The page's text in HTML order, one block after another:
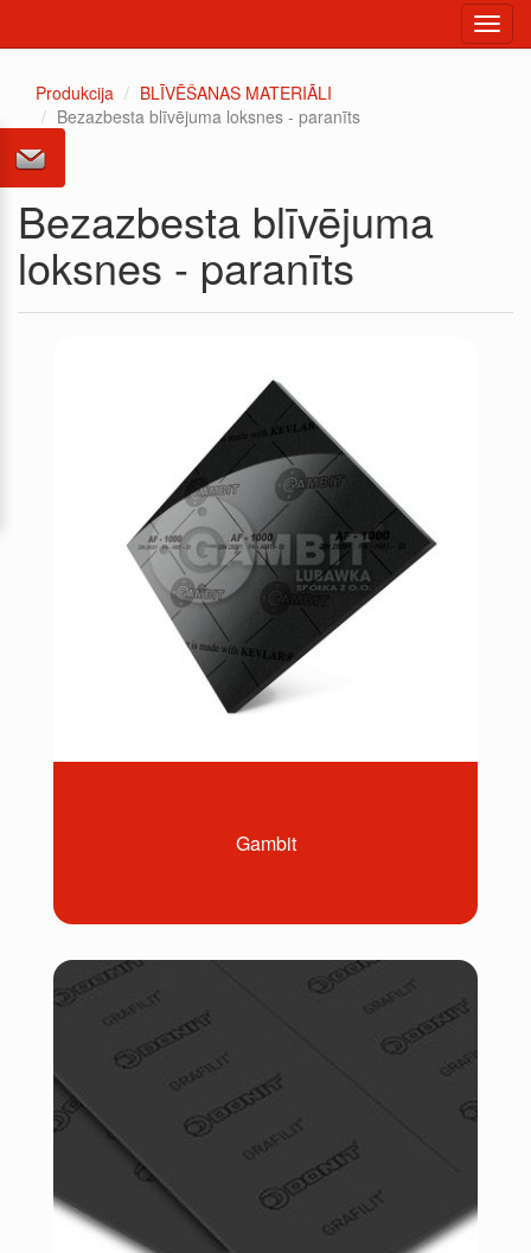
Produkcija
BLĪVĒŠANAS MATERIĀLI
Bezazbesta blīvējuma loksnes - paranīts
Bezazbesta blīvējuma
loksnes - paranīts
Gambit